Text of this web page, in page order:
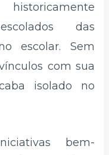
das
escolar. Sem
com sua
isolado no
bem-